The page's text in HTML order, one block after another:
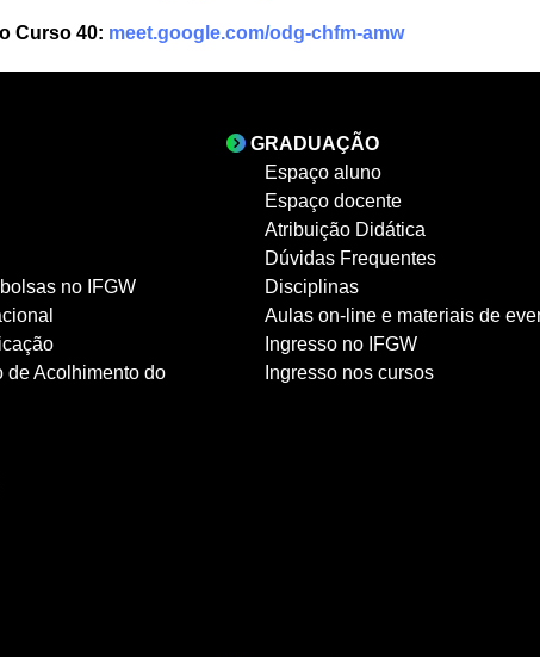
Curso 40: meet.google.com/odg-chfm-amw
no IFGW
de Acolhimento do
GRADUAÇÃO
Espaço aluno
Espaço docente
Atribuição Didática
Dúvidas Frequentes
Disciplinas
Aulas on-line e materiais de
Ingresso no IFGW
Ingresso nos cursos